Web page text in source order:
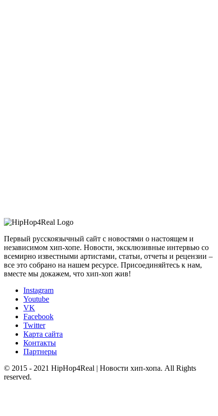
Первый русскоязычный сайт с новостями о настоящем и
независимом хип-хопе. Новости, эксклюзивные интервью со
всемирно известными артистами, статьи, отчеты и рецензии –
все это собрано на нашем ресурсе. Присоединяйтесь к нам,
вместе мы докажем, что хип-хоп жив!
Instagram
Youtube
VK
Facebook
Twitter
Карта сайта
Контакты
Партнеры
© 2015 - 2021 HipHop4Real | Новости хип-хопа. All Rights
reserved.